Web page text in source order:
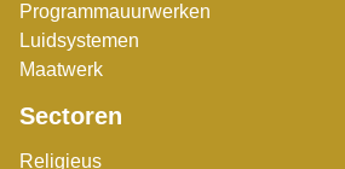
Programmauurwerken
Luidsystemen
Maatwerk
Sectoren
Religieus